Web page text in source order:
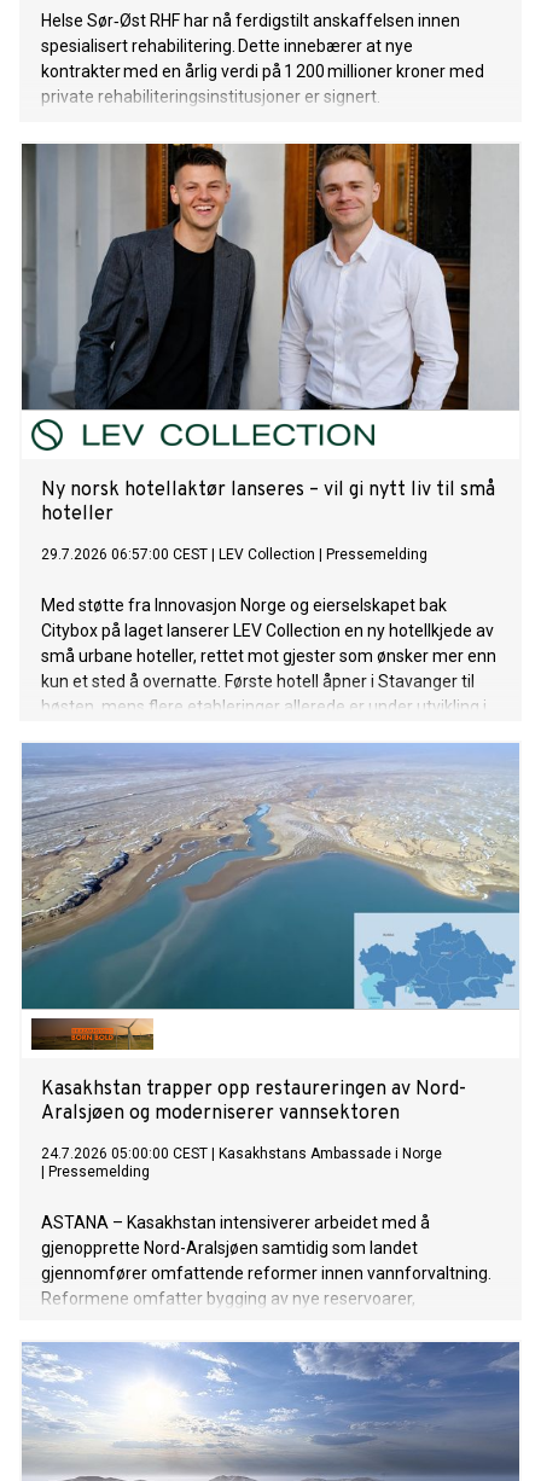
Helse Sør‑Øst RHF har nå ferdigstilt anskaffelsen innen
spesialisert rehabilitering. Dette innebærer at nye
kontrakter med en årlig verdi på 1 200 millioner kroner med
private rehabiliteringsinstitusjoner er signert.
Ny norsk hotellaktør lanseres – vil gi nytt liv til små
hoteller
29.7.2026 06:57:00 CEST LEV Collection Pressemelding
Med støtte fra Innovasjon Norge og eierselskapet bak
Citybox på laget lanserer LEV Collection en ny hotellkjede av
små urbane hoteller, rettet mot gjester som ønsker mer enn
kun et sted å overnatte. Første hotell åpner i Stavanger til
høsten, mens flere etableringer allerede er under utvikling i
Kasakhstan trapper opp restaureringen av Nord-
Aralsjøen og moderniserer vannsektoren
24.7.2026 05:00:00 CEST
Kasakhstans Ambassade i Norge
Pressemelding
ASTANA – Kasakhstan intensiverer arbeidet med å
gjenopprette Nord-Aralsjøen samtidig som landet
gjennomfører omfattende reformer innen vannforvaltning.
Reformene omfatter bygging av nye reservoarer,
vannbesparende teknologi og økt gjenbruk av vann i
industrien.